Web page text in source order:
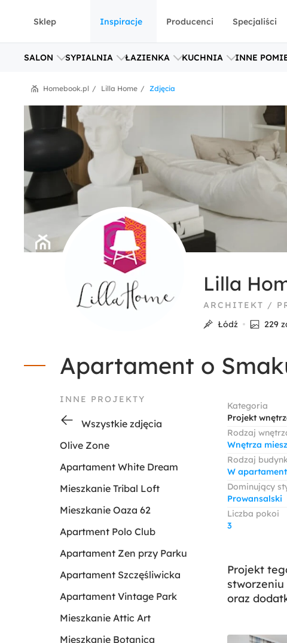
Sklep Inspiracje
SALON SYPIALNIA ŁAZIENKA KUCHNIA INNE
Producenci Specjaliści
Zdjęcia
Lilla Home
Homebook.pl
Lilla
ARCHITEKT /
Łódź
229
Apartament o
Kategoria
Projekt
Rodzaj
Wnętrza
Rodzaj
W
Dominujący
Prowansalski
Liczba pokoi
3
Projekt
oraz
INNE PROJEKTY
Wszystkie zdjęcia
Olive Zone
Apartament White Dream
Mieszkanie Tribal Loft
Mieszkanie Oaza 62
Apartment Polo Club
Apartament Zen przy Parku
Apartament Szczęśliwicka
Apartament Vintage Park
Mieszkanie Attic Art
Mieszkanie Botanica